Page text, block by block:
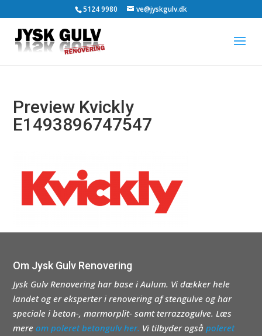
5124 9980 ve@jyskgulv.dk
Preview Kvickly
E1493896747547
Om Jysk Gulv Renovering
Jysk Gulv Renovering har base i Aulum. Vi dækker hele
landet og er eksperter i renovering af stengulve og har
speciale i beton-, marmorplit- samt terrazzogulve. Læs
mereom poleret betongulv her. Vi tilbyder ogsåpoleret